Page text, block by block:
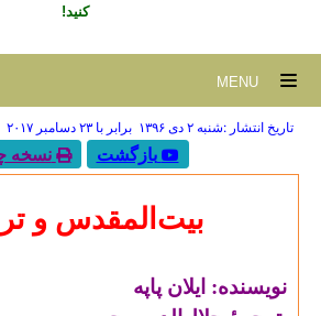
کنید!
تاریخ انتشار :شنبه ۲ دی ۱۳۹۶ برابر با ۲۳ دسامبر ۲۰۱۷
بازگشت نسخه
بیت‌المقدس و
نویسنده: ایلان پاپه